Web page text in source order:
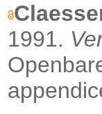
1991.